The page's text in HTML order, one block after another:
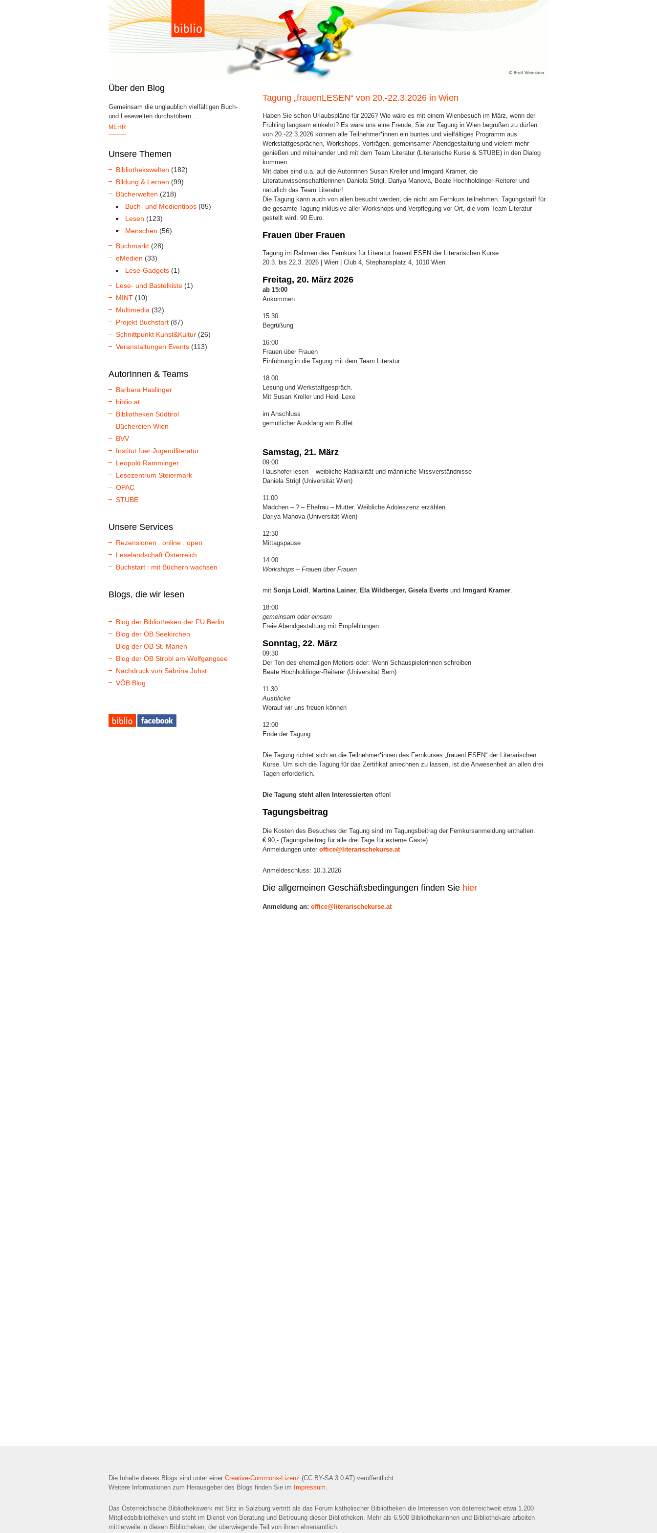
Über den Blog
Gemeinsam die unglaublich vielfältigen Buch-
und Lesewelten durchstöbern….
MEHR
Unsere Themen
Bibliothekswelten (182)
Bildung & Lernen (99)
Bücherwelten (218)
Buch- und Medientipps (85)
Lesen (123)
Menschen (56)
Buchmarkt (28)
eMedien (33)
Lese-Gadgets (1)
Lese- und Bastelkiste (1)
MINT (10)
Multimedia (32)
Projekt Buchstart (87)
Schnittpunkt Kunst&Kultur (26)
Veranstaltungen Events (113)
AutorInnen & Teams
Barbara Haslinger
biblio.at
Bibliotheken Südtirol
Büchereien Wien
BVV
Institut fuer Jugendliteratur
Leopold Ramminger
Lesezentrum Steiermark
OPAC
STUBE
Unsere Services
Rezensionen . online . open
Leselandschaft Österreich
Buchstart : mit Büchern wachsen
Blogs, die wir lesen
Blog der Bibliotheken der FU Berlin
Blog der ÖB Seekirchen
Blog der ÖB St. Marien
Blog der ÖB Strobl am Wolfgangsee
Nachdruck von Sabrina Juhst
VÖB Blog
Tagung „frauenLESEN“ von 20.-22.3.2026 in Wien
Haben Sie schon Urlaubspläne für 2026? Wie wäre es mit einem Wienbesuch im März, wenn der
Frühling langsam einkehrt? Es wäre uns eine Freude, Sie zur Tagung in Wien begrüßen zu dürfen:
von 20.-22.3.2026 können alle Teilnehmer*innen ein buntes und vielfältiges Programm aus
Werkstattgesprächen, Workshops, Vorträgen, gemeinsamer Abendgestaltung und vielem mehr
genießen und miteinander und mit dem Team Literatur (Literarische Kurse & STUBE) in den Dialog
kommen.
Mit dabei sind u.a. auf die Autorinnen Susan Kreller und Irmgard Kramer, die
Literaturwissenschaftlerinnen Daniela Strigl, Dariya Manova, Beate Hochholdinger-Reiterer und
natürlich das Team Literatur!
Die Tagung kann auch von allen besucht werden, die nicht am Fernkurs teilnehmen. Tagungstarif für
die gesamte Tagung inklusive aller Workshops und Verpflegung vor Ort, die vom Team Literatur
gestellt wird: 90 Euro.
Frauen über Frauen
Tagung im Rahmen des Fernkurs für Literatur frauenLESEN der Literarischen Kurse
20.3. bis 22.3. 2026 | Wien | Club 4, Stephansplatz 4, 1010 Wien
Freitag, 20. März 2026
ab 15:00
Ankommen
15:30
Begrüßung
16:00
Frauen über Frauen
Einführung in die Tagung mit dem Team Literatur
18:00
Lesung und Werkstattgespräch.
Mit Susan Kreller und Heidi Lexe
im Anschluss
gemütlicher Ausklang am Buffet
Samstag, 21. März
09:00
Haushofer lesen – weibliche Radikalität und männliche Missverständnisse
Daniela Strigl (Universität Wien)
11:00
Mädchen – ? – Ehefrau – Mutter. Weibliche Adoleszenz erzählen.
Dariya Manova (Universität Wien)
12:30
Mittagspause
14:00
Workshops – Frauen über Frauen
mit Sonja Loidl Martina Lainer Ela Wildberger, Gisela Everts und Irmgard Kramer
18:00
gemeinsam oder einsam
Freie Abendgestaltung mit Empfehlungen
Sonntag, 22. März
09:30
Der Ton des ehemaligen Metiers oder: Wenn Schauspielerinnen schreiben
Beate Hochholdinger-Reiterer (Universität Bern)
11:30
Ausblicke
Worauf wir uns freuen können
12:00
Ende der Tagung
Die Tagung richtet sich an die Teilnehmer*innen des Fernkurses „frauenLESEN“ der Literarischen
Kurse. Um sich die Tagung für das Zertifikat anrechnen zu lassen, ist die Anwesenheit an allen drei
Tagen erforderlich.
Die Tagung steht allen Interessierten offen!
Tagungsbeitrag
Die Kosten des Besuches der Tagung sind im Tagungsbeitrag der Fernkursanmeldung enthalten.
€ 90,- (Tagungsbeitrag für alle drei Tage für externe Gäste)
Anmeldungen unter office@literarischekurse.at
Anmeldeschluss: 10.3.2026
Die allgemeinen Geschäftsbedingungen finden Sie hier
Anmeldung an: office@literarischekurse.at
Die Inhalte dieses Blogs sind unter einer Creative-Commons-Lizenz (CC BY-SA 3.0 AT) veröffentlicht.
Weitere Informationen zum Herausgeber des Blogs finden Sie im Impressum
Das Österreichische Bibliothekswerk mit Sitz in Salzburg vertritt als das Forum katholischer Bibliotheken die Interessen von österreichweit etwa 1.200
Mitgliedsbibliotheken und steht im Dienst von Beratung und Betreuung dieser Bibliotheken. Mehr als 6.500 Bibliothekarinnen und Bibliothekare arbeiten
mittlerweile in diesen Bibliotheken, der überwiegende Teil von ihnen ehrenamtlich.